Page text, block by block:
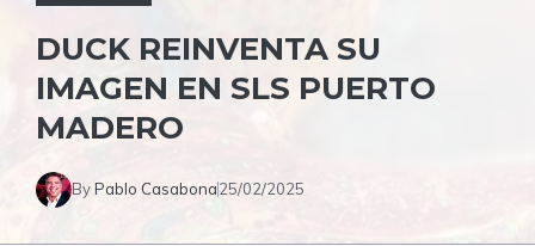
DUCK REINVENTA SU
IMAGEN EN SLS PUERTO
MADERO
ByPablo Casabona25/02/2025